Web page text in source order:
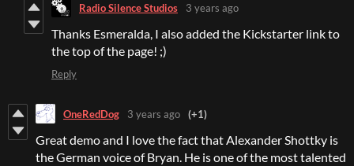
Radio Silence Studios 3 years ago
Thanks Esmeralda, I also added the Kickstarter link to
the top of the page! ;)
Reply
OneRedDog 3 years ago (+1)
Great demo and I love the fact that Alexander Shottky is
the German voice of Bryan. He is one of the most talented